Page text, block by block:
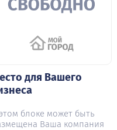
для Вашего
блоке может быть
Ваша компания